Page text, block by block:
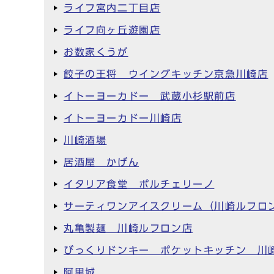
ライフ宮内二丁目店
ライフ向ヶ丘遊園店
お数家くうが
餃子の王将 ウイングキッチン京急川崎店
イトーヨーカドー 武蔵小杉駅前店
イトーヨーカドー川崎店
川崎酒場
居酒屋 かげん
イタリア食堂 ポルチェリーノ
サーティワンアイスクリーム（川崎ルフロ
丸亀製麺 川崎ルフロン店
びっくりドンキー ポケットキッチン 川